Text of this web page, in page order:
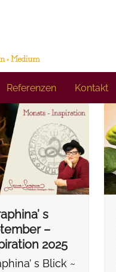
Referenzen Kontakt
s
–
2025
s Blick ~